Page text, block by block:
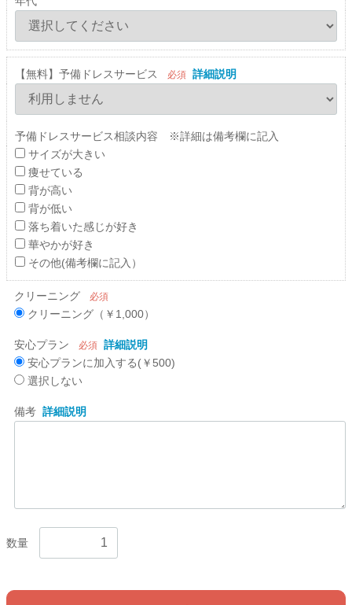
【無料】予備ドレスサービス 必須 詳細説明
予備ドレスサービス相談内容 ※詳細は備考欄に記入
サイズが大きい
痩せている
背が高い
背が低い
落ち着いた感じが好き
華やかが好き
その他(備考欄に記入）
クリーニング 必須
クリーニング（￥1,000）
安心プラン 必須 詳細説明
安心プランに加入する(￥500)
選択しない
備考 詳細説明
数量